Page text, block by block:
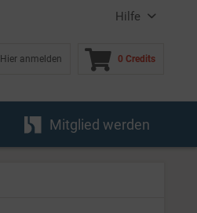
Hilfe
Hier anmelden 0 Credits
Mitglied werden